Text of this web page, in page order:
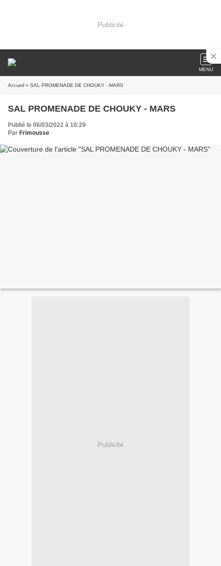
Publicité
MENU
Accueil » SAL PROMENADE DE CHOUKY - MARS
SAL PROMENADE DE CHOUKY - MARS
Publié le 06/03/2022 à 10:29
Par Frimousse
Publicité